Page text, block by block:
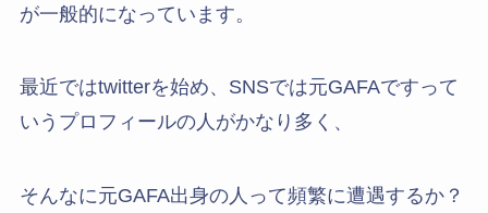
が一般的になっています。
最近ではtwitterを始め、SNSでは元GAFAですって
いうプロフィールの人がかなり多く、
そんなに元GAFA出身の人って頻繁に遭遇するか？